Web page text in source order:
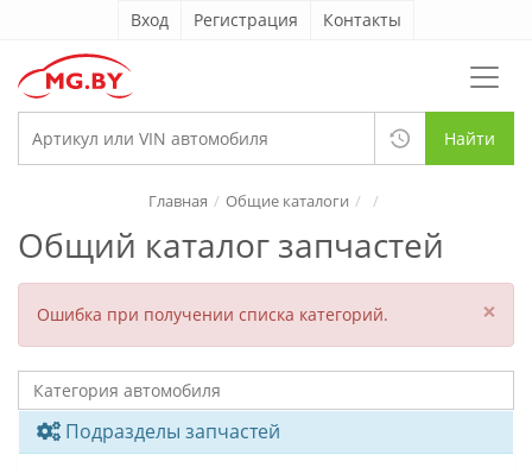
Вход Регистрация Контакты
Найти
Общий каталог запчастей
Главная Общие каталоги
Ошибка при получении списка категорий. ×
Подразделы запчастей